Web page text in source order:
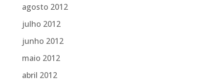
agosto 2012
julho 2012
junho 2012
maio 2012
abril 2012